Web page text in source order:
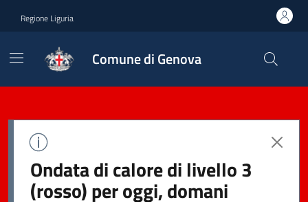
Regione Liguria
Comune di Genova
Ondata di calore di livello 3
(rosso) per oggi, domani